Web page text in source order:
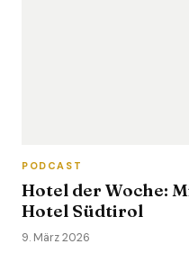
PODCAST
Hotel der Woche:
Hotel Südtirol
9. März 2026